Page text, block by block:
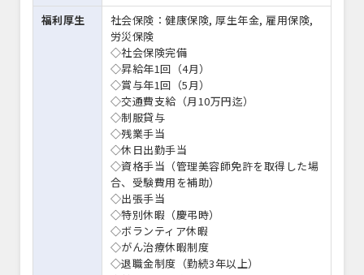
福利厚生
社会保険：健康保険, 厚生年金, 雇用保険,
労災保険
◇社会保険完備
◇昇給年1回（4月）
◇賞与年1回（5月）
◇交通費支給（月10万円迄）
◇制服貸与
◇残業手当
◇休日出勤手当
◇資格手当（管理美容師免許を取得した場
合、受験費用を補助）
◇出張手当
◇特別休暇（慶弔時）
◇ボランティア休暇
◇がん治療休暇制度
◇退職金制度（勤続3年以上）